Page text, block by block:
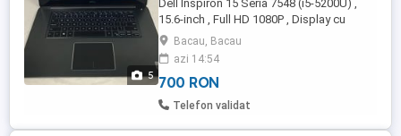
5
Dell Inspiron 15 Seria 7548 (i5-5200U) ,
15.6-inch , Full HD 1080P , Display cu
Touchscreen , Tastatura iluminata , 8 GB
RAM , 160gb HDD , WiFi , Webcam ,
Bluetooth , Windows 10 ARATA SI
FUNCTIONEAZA FOARTE BINE ! . PRET FIX
!!! VA RUGAM , NU SUNATI PENTRU
Bacau, Bacau
azi 14:54
700 RON
Telefon validat